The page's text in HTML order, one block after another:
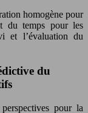
homogène pour
du temps pour les
et l’évaluation du
du
pour la